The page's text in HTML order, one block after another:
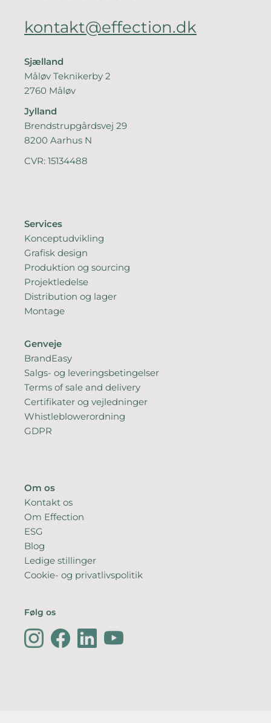
kontakt@effection.dk
Sjælland
Måløv Teknikerby 2
2760 Måløv
Jylland
Brendstrupgårdsvej 29
8200 Aarhus N
CVR: 15134488
Services
Konceptudvikling
Grafisk design
Produktion og sourcing
Projektledelse
Distribution og lager
Montage
Genveje
BrandEasy
Salgs- og leveringsbetingelser
Terms of sale and delivery
Certifikater og vejledninger
Whistleblowerordning
GDPR
Om os
Kontakt os
Om Effection
ESG
Blog
Ledige stillinger
Cookie- og privatlivspolitik
Følg os